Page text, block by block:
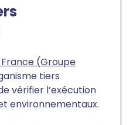
France (Groupe
tiers
vérifier l’exécution
environnementaux.